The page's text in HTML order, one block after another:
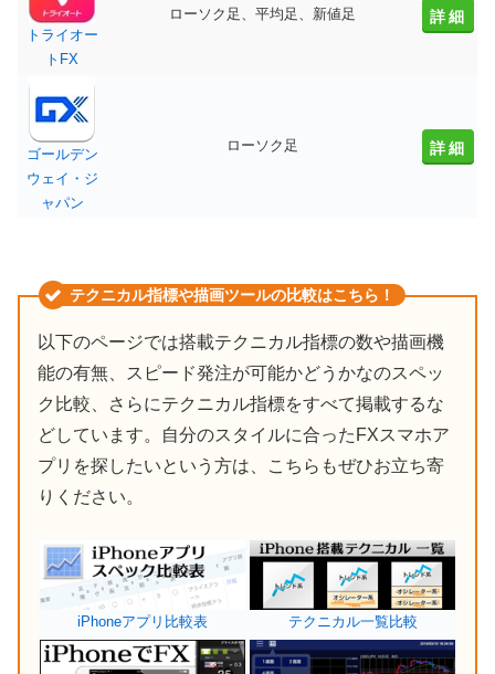
トライオー
トFX
ローソク足、平均足、新値足 詳細
ゴールデン
ウェイ・ジ
ャパン
ローソク足 詳細
テクニカル指標や描画ツールの比較はこちら！
以下のページでは搭載テクニカル指標の数や描画機
能の有無、スピード発注が可能かどうかなのスペッ
ク比較、さらにテクニカル指標をすべて掲載するな
どしています。自分のスタイルに合ったFXスマホア
プリを探したいという方は、こちらもぜひお立ち寄
りください。
iPhoneアプリ比較表 テクニカル一覧比較